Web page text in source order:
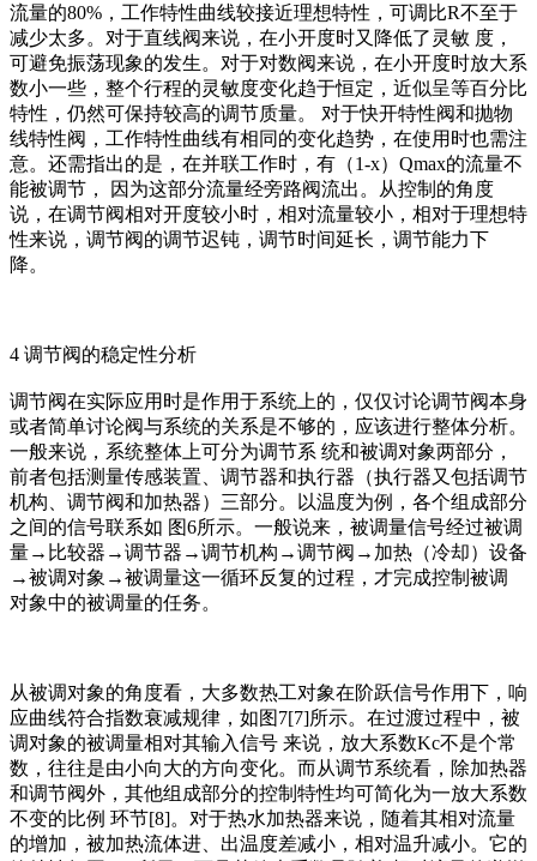
流量的80%，工作特性曲线较接近理想特性，可调比R不至于
减少太多。对于直线阀来说，在小开度时又降低了灵敏 度，
可避免振荡现象的发生。对于对数阀来说，在小开度时放大系
数小一些，整个行程的灵敏度变化趋于恒定，近似呈等百分比
特性，仍然可保持较高的调节质量。 对于快开特性阀和抛物
线特性阀，工作特性曲线有相同的变化趋势，在使用时也需注
意。还需指出的是，在并联工作时，有（1-x）Qmax的流量不
能被调节， 因为这部分流量经旁路阀流出。从控制的角度
说，在调节阀相对开度较小时，相对流量较小，相对于理想特
性来说，调节阀的调节迟钝，调节时间延长，调节能力下
降。
4 调节阀的稳定性分析
调节阀在实际应用时是作用于系统上的，仅仅讨论调节阀本身
或者简单讨论阀与系统的关系是不够的，应该进行整体分析。
一般来说，系统整体上可分为调节系 统和被调对象两部分，
前者包括测量传感装置、调节器和执行器（执行器又包括调节
机构、调节阀和加热器）三部分。以温度为例，各个组成部分
之间的信号联系如 图6所示。一般说来，被调量信号经过被调
量→比较器→调节器→调节机构→调节阀→加热（冷却）设备
→被调对象→被调量这一循环反复的过程，才完成控制被调
对象中的被调量的任务。
从被调对象的角度看，大多数热工对象在阶跃信号作用下，响
应曲线符合指数衰减规律，如图7[7]所示。在过渡过程中，被
调对象的被调量相对其输入信号 来说，放大系数Kc不是个常
数，往往是由小向大的方向变化。而从调节系统看，除加热器
和调节阀外，其他组成部分的控制特性均可简化为一放大系数
不变的比例 环节[8]。对于热水加热器来说，随着其相对流量
的增加，被加热流体进、出温度差减小，相对温升减小。它的